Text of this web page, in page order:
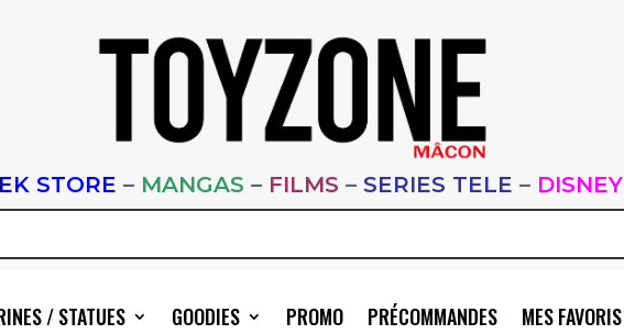
STORE – MANGAS – FILMS – SERIES TELE – DISNEY
/ STATUES GOODIES PROMO PRÉCOMMANDES MES FAVORIS